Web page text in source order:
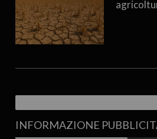
INFORMAZIONE